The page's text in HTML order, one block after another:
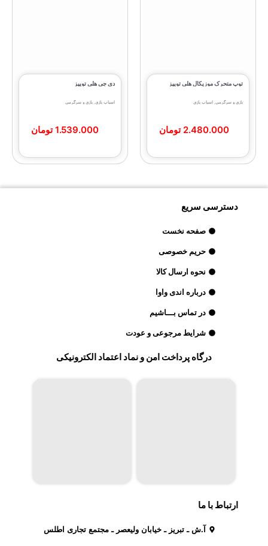
توپ متحرک موزیکال هلی توییز
بازی و سرگرمی اسباب بازی
2.480.000 تومان
دی جی هلی ‌توییز
اسباب بازی بازی و سرگرمی
1.539.000 تومان
دسترسی سریع
صفحه نخست
حریم خصوصی
نحوه ارسال کالا
درباره اندی واوا
در تماس بـــاشیم
شرایط مرجوعی و عودت
درگاه پرداخت امن و نماد اعتماد الکترونیکی
ارتباط با ما
آ.ش ـ تبریز ـ خیابان ولیعصر ـ مجتمع تجاری اطلس